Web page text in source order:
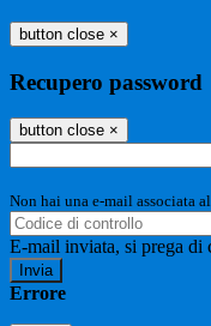
button close ×
Recupero password
button close ×
Non hai una e-mail associata
E-mail inviata, si prega di
Errore